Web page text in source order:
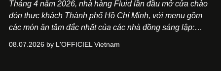
Tháng 4 năm 2026, nhà hàng Fluid lần đầu mở cửa chào
đón thực khách Thành phố Hồ Chí Minh, với menu gồm
các món ăn tâm đắc nhất của các nhà đồng sáng lập:
món ăn đa dạng từ Á đến Âu nhanh chóng được yêu thích
08.07.2026 by L'OFFICIEL Vietnam